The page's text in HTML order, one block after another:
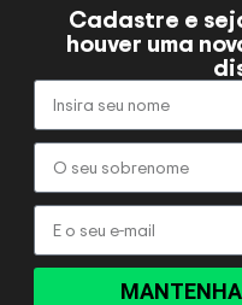
Cadastre e
houver uma